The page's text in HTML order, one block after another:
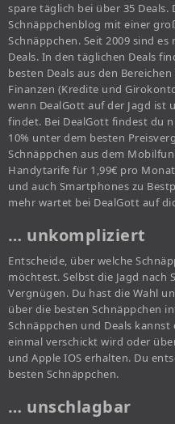
spare täglich bei über 35 Deals.
Schnäppchenblog mit einer
Schnäppchen. Seit 2009 sind
Deals. In den täglichen Deals
besten Deals aus den
Finanzen (Kredite und
wenn DealGott auf der Jagd ist
findet. Bei DealGott findest du
10% unter dem besten
Schnäppchen aus dem
Handytarife für 1,99€ pro
und auch Smartphones zu
mehr wartet bei DealGott auf
… unkompliziert
Entscheide, über welche
möchtest. Selbst die Jagd nach
Vergnügen. Du hast die Wahl
über die besten Schnäppchen
Schnäppchen und Deals
einmal verschickt wird oder
und Apple IOS erhalten. Du
besten Schnäppchen.
… unschlagbar